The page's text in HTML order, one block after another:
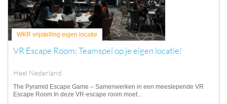
WKR vrijstelling eigen locatie
VR Escape Room: Teamspel op je eigen locatie!
Heel Nederland
The Pyramid Escape Game – Samenwerken in een meeslepende VR
Escape Room In deze VR-escape room moet...